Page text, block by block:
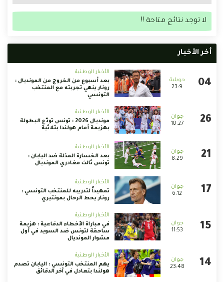
لا توجد نتائج متاحة !!
أخر الأخبار
23:9
الأخبار الوطنية
بعد أسبوع من الخروج من المونديال :
رونار ينهي تجربته مع المنتخب
التونسي
10:27
الأخبار الوطنية
مونديال 2026 : تونس تودّع البطولة
بهزيمة أمام هولندا بثلاثية
8:29
الأخبار الوطنية
بعد الخسارة المذلة ضد اليابان :
تونس ثالث مغادري المونديال
6:12
الأخبار الوطنية
تمهيداً لتدريبه للمنتخب التونسي :
رونار يحط الرحال بمونتيري
11:53
الأخبار الوطنية
في مباراة الأخطاء الدفاعية : هزيمة
ساحقة لتونس ضد السويد في أول
مشوار المونديال
23:48
الأخبار الوطنية
يهم المنتخب التونسي : اليابان تصدم
هولندا بتعادل في آخر الدقائق